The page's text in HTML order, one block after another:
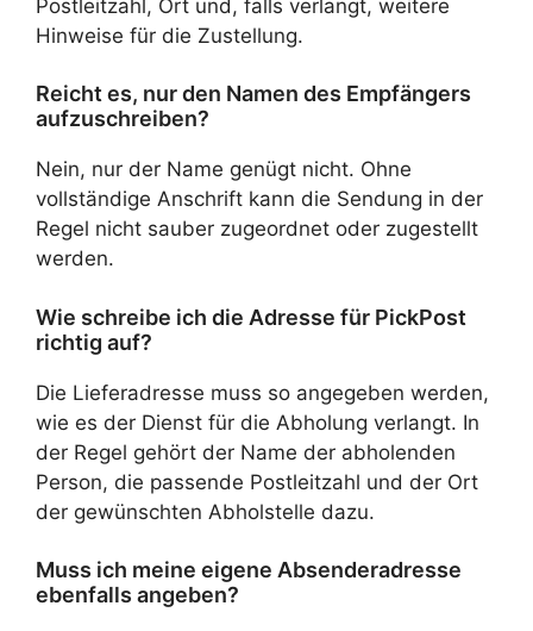
Postleitzahl, Ort und, falls verlangt, weitere
Hinweise für die Zustellung.
Reicht es, nur den Namen des Empfängers
aufzuschreiben?
Nein, nur der Name genügt nicht. Ohne
vollständige Anschrift kann die Sendung in der
Regel nicht sauber zugeordnet oder zugestellt
werden.
Wie schreibe ich die Adresse für PickPost
richtig auf?
Die Lieferadresse muss so angegeben werden,
wie es der Dienst für die Abholung verlangt. In
der Regel gehört der Name der abholenden
Person, die passende Postleitzahl und der Ort
der gewünschten Abholstelle dazu.
Muss ich meine eigene Absenderadresse
ebenfalls angeben?